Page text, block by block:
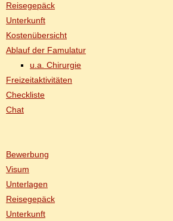
Rei­se­ge­päck
Un­ter­kunft
Kos­ten­über­sicht
Ab­lauf der Famulatur
u.a. Chir­ur­gie
Frei­zeit­ak­ti­vi­tä­ten
Check­lis­te
Chat
Be­wer­bung
Vi­sum
Un­ter­la­gen
Rei­se­ge­päck
Un­ter­kunft